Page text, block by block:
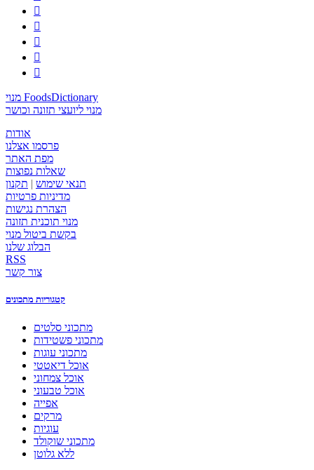





מנוי FoodsDictionary
מנוי ליועצי תזונה וכושר
אודות
פרסמו אצלנו
מפת האתר
שאלות נפוצות
תנאי שימוש | תקנון
מדיניות פרטיות
הצהרת נגישות
מנוי תוכנית תזונה
בקשת ביטול מנוי
הבלוג שלנו
RSS
צור קשר
קטגוריות מתכונים
מתכוני סלטים
מתכוני פשטידות
מתכוני עוגות
אוכל דיאטטי
אוכל צמחוני
אוכל טבעוני
אפייה
מרקים
עוגיות
מתכוני שוקולד
ללא גלוטן